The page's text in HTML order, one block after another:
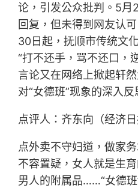
论，引发公众批判。5月
回复，但未得到网友认
30日起，抚顺市传统文
“打不还手，骂不还口，
言论又在网络上掀起轩
对“女德班”现象的深入反
点评人：齐东向（经济
点外卖不守妇道，做家
不容置疑，女人就是生
男人的附属品……“女德